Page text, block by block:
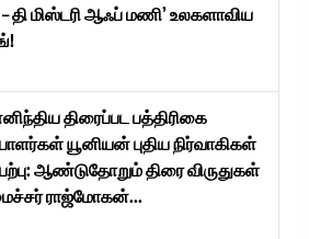
தி மிஸ்டரி ஆஃப் மணி’ உலகளாவிய
திரைப்பட பத்திரிகை
யூனியன் புதிய நிர்வாகிகள்
ஆண்டுதோறும் திரை விருதுகள்
ராஜ்மோகன்...